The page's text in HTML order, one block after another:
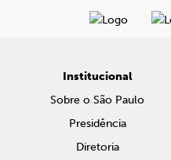
Institucional
Sobre o São Paulo
Presidência
Diretoria